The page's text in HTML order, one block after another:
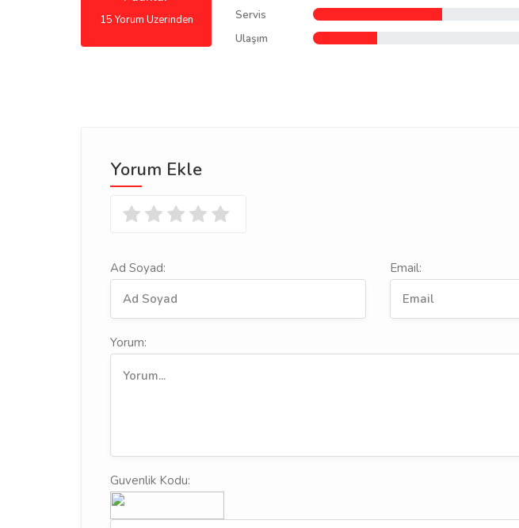
15 Yorum Uzerinden
Servis
Ulaşım
Yorum Ekle
Ad Soyad: Email:
Yorum:
Guvenlik Kodu: